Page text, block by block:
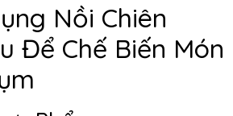
Nồi Chiên
Để Chế Biến Món